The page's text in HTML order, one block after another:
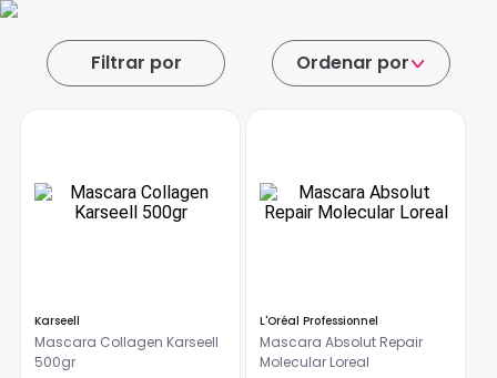
Ordenar por
Karseell
Mascara Collagen Karseell
500gr
L'Oréal Professionnel
Mascara Absolut Repair
Molecular Loreal